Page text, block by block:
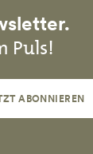
Puls!
ABONNIEREN